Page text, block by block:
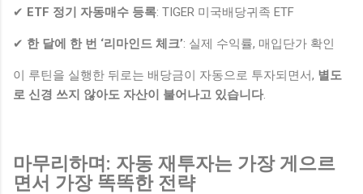
✔ ETF 정기 자동매수 등록: TIGER 미국배당귀족 ETF
✔ 한 달에 한 번 ‘리마인드 체크’: 실제 수익률, 매입단가 확인
이 루틴을 실행한 뒤로는 배당금이 자동으로 투자되면서, 별도
로 신경 쓰지 않아도 자산이 불어나고 있습니다.
마무리하며: 자동 재투자는 가장 게으르
면서 가장 똑똑한 전략